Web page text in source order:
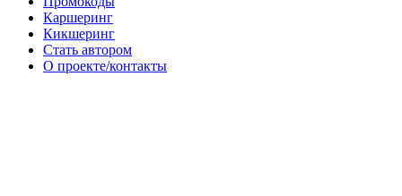
Каршеринг
Кикшеринг
Стать автором
О проекте/контакты